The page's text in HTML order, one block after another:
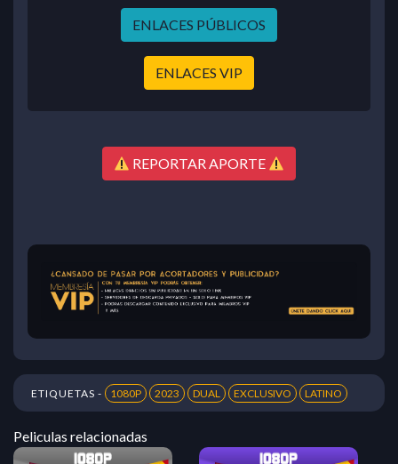
ENLACES PÚBLICOS
ENLACES VIP
REPORTAR APORTE
ETIQUETAS - 1080P 2023 DUAL EXCLUSIVO LATINO
Peliculas relacionadas